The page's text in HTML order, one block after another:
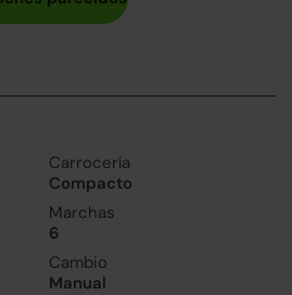
Carrocería
Compacto
Marchas
6
Cambio
Manual